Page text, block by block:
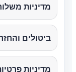
מדיניות
ביטולים
מדיניות